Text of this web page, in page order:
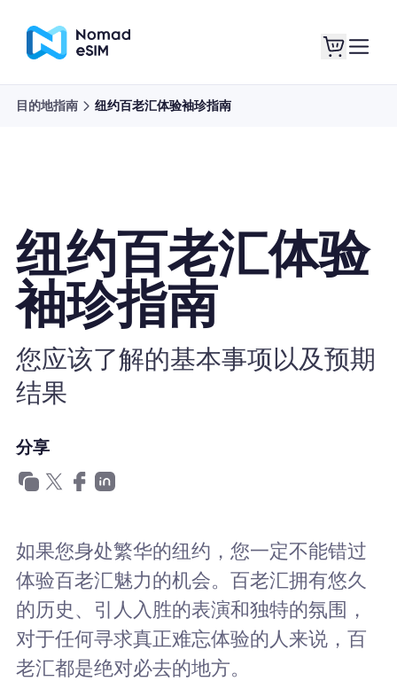
商城
关于 eSIM
为什么选择Nomad eSIM
使用 eSIM
企业用户
目的地指南 纽约百老汇体验袖珍指南
纽约百老汇体验
袖珍指南
您应该了解的基本事项以及预期
结果
分享
如果您身处繁华的纽约，您一定不能错过
体验百老汇魅力的机会。百老汇拥有悠久
的历史、引人入胜的表演和独特的氛围，
对于任何寻求真正难忘体验的人来说，百
老汇都是绝对必去的地方。